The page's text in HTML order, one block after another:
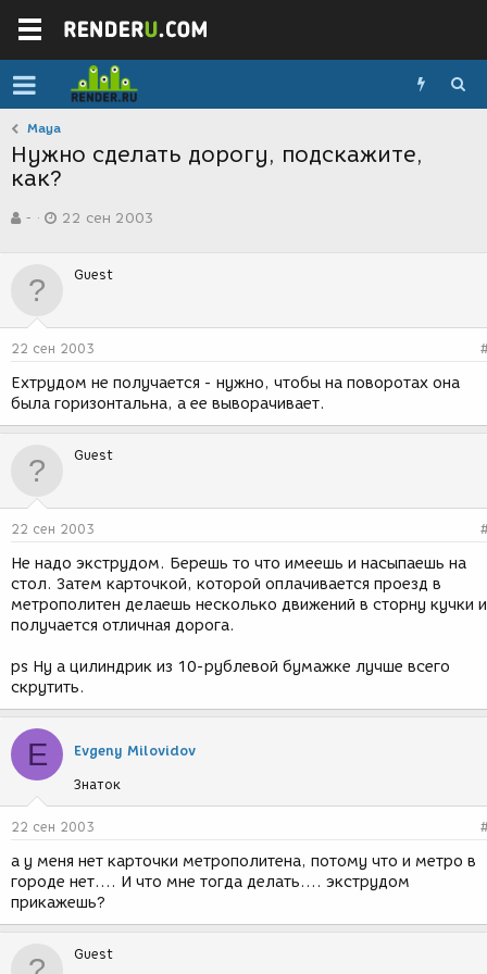
Maya
Нужно сделать дорогу, подскажите,
как?
в
р
м
-
а
д
н
и
22 сен 2003
Guest
22 сен 2003
Ехтрудом не получается - нужно, чтобы на поворотах она
была горизонтальна, а ее выворачивает.
Guest
22 сен 2003
Не надо экструдом. Берешь то что имеешь и насыпаешь на
стол. Затем карточкой, которой оплачивается проезд в
метрополитен делаешь несколько движений в сторну кучки и
получается отличная дорога.
ps Ну а цилиндрик из 10-рублевой бумажке лучше всего
скрутить.
E Evgeny Milovidov
Знаток
22 сен 2003
а у меня нет карточки метрополитена, потому что и метро в
городе нет.... И что мне тогда делать.... экструдом
прикажешь?
Guest